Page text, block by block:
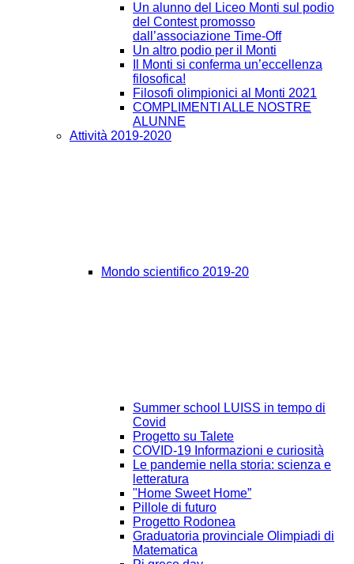
Un alunno del Liceo Monti sul podio
del Contest promosso
dall’associazione Time-Off
Un altro podio per il Monti
Il Monti si conferma un’eccellenza
filosofica!
Filosofi olimpionici al Monti 2021
COMPLIMENTI ALLE NOSTRE
ALUNNE
Attività 2019-2020
Mondo scientifico 2019-20
Summer school LUISS in tempo di
Covid
Progetto su Talete
COVID-19 Informazioni e curiosità
Le pandemie nella storia: scienza e
letteratura
"Home Sweet Home”
Pillole di futuro
Progetto Rodonea
Graduatoria provinciale Olimpiadi di
Matematica